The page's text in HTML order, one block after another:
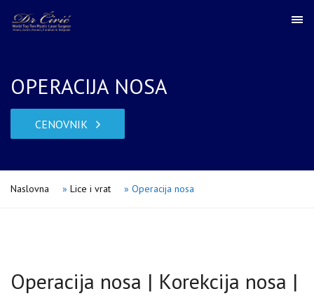
OPERACIJA NOSA
CENOVNIK
Naslovna » Lice i vrat » Operacija nosa
Operacija nosa | Кorekcija nosa |